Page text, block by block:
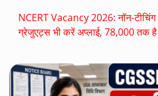
NCERT Vacancy 2026: नॉन-टीचिंग
ग्रेजुएट्स भी करें अप्लाई, 78,000 तक